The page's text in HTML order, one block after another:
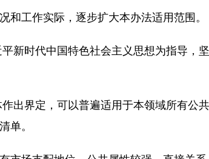
和工作实际，逐步扩大本办法适用范围。
新时代中国特色社会主义思想为指导，
出界定，可以普遍适用于本领域所有公
单。